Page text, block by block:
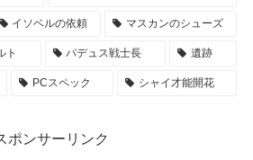
イソベルの依頼 マスカンのシューズ
ト パデュス戦士長 遺跡
PCスペック シャイ才能開花
ポンサーリンク